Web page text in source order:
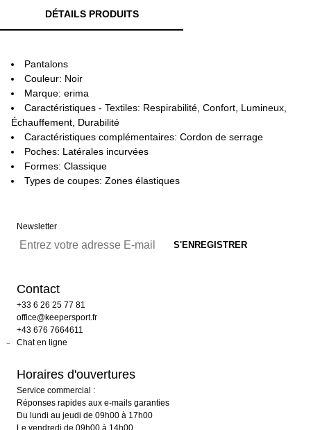
DÉTAILS PRODUITS
Pantalons
Couleur: Noir
Marque: erima
Caractéristiques - Textiles: Respirabilité, Confort, Lumineux,
Échauffement, Durabilité
Caractéristiques complémentaires: Cordon de serrage
Poches: Latérales incurvées
Formes: Classique
Types de coupes: Zones élastiques
Newsletter
Contact
+33 6 26 25 77 81
office@keepersport.fr
+43 676 7664611
Chat en ligne
Horaires d'ouvertures
Service commercial :
Réponses rapides aux e-mails garanties
Du lundi au jeudi de 09h00 à 17h00
Le vendredi de 09h00 à 14h00